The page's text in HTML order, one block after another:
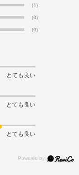
(1)
(0)
(0)
とても良い
とても良い
とても良い